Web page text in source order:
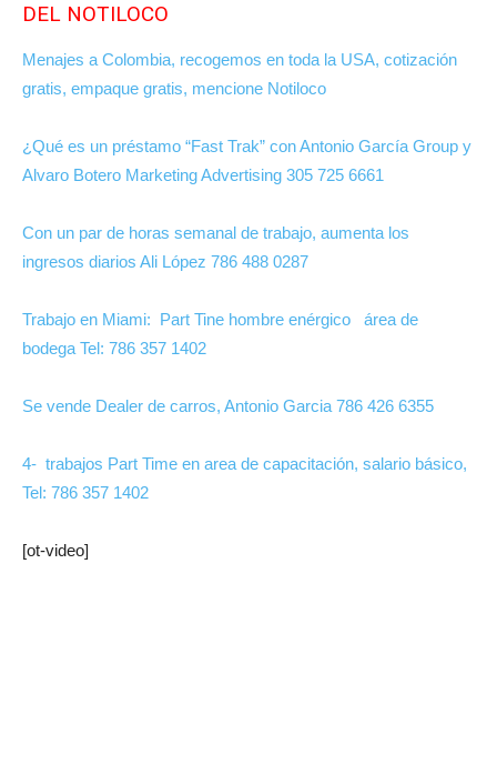
DEL NOTILOCO
Menajes a Colombia, recogemos en toda la USA, cotización
gratis, empaque gratis, mencione Notiloco
¿Qué es un préstamo “Fast Trak” con Antonio García Group y
Alvaro Botero Marketing Advertising 305 725 6661
Con un par de horas semanal de trabajo, aumenta los
ingresos diarios Ali López 786 488 0287
Trabajo en Miami: Part Tine hombre enérgico área de
bodega Tel: 786 357 1402
Se vende Dealer de carros, Antonio Garcia 786 426 6355
4- trabajos Part Time en area de capacitación, salario básico,
Tel: 786 357 1402
[ot-video]